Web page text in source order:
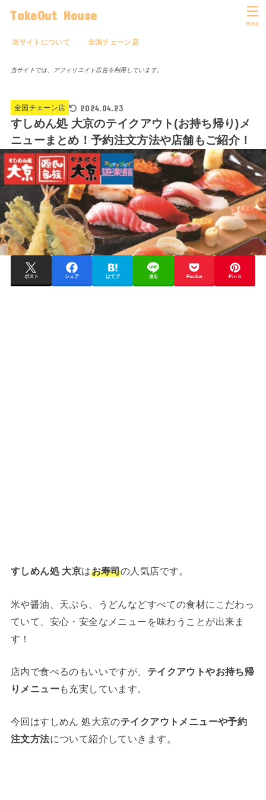
TakeOut House
当サイトについて 全国チェーン店
MENU
当サイトでは、アフィリエイト広告を利用しています。
全国チェーン店 2024.04.23
すしめん処 大京のテイクアウト(お持ち帰り)メ
ニューまとめ！予約注文方法や店舗もご紹介！
ポスト シェア はてブ 送る Pocket Pin it
すしめん処 大京はお寿司の人気店です。
米や醤油、天ぷら、うどんなどすべての食材にこだわっ
ていて、安心・安全なメニューを味わうことが出来ま
す！
店内で食べるのもいいですが、 テイクアウトやお持ち帰
りメニューも充実しています。
今回はすしめん 処大京のテイクアウトメニューや予約
注文方法について紹介していきます。